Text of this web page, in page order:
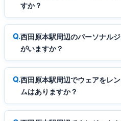
すか？
西田原本駅周辺のパーソナル
がいますか？
西田原本駅周辺でウェアをレ
ムはありますか？